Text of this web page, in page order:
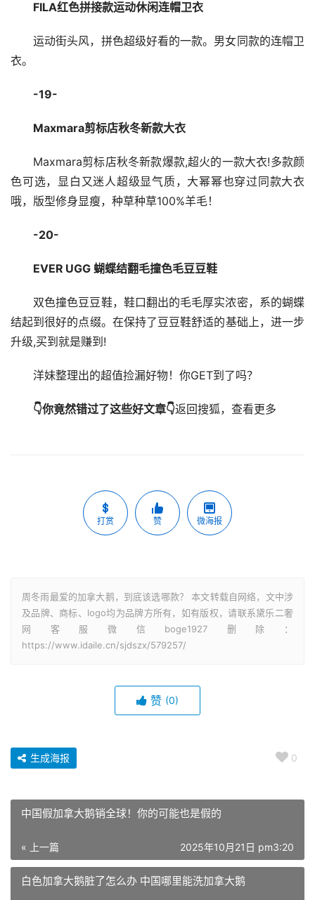
FILA红色拼接款运动休闲连帽卫衣
运动街头风，拼色超级好看的一款。男女同款的连帽卫
衣。
-19-
Maxmara剪标店秋冬新款大衣
Maxmara剪标店秋冬新款爆款,超火的一款大衣!多款颜
色可选，显白又迷人超级显气质，大幂幂也穿过同款大衣
哦，版型修身显瘦，种草种草100%羊毛！
-20-
EVER UGG 蝴蝶结翻毛撞色毛豆豆鞋
双色撞色豆豆鞋，鞋口翻出的毛毛厚实浓密，系的蝴蝶
结起到很好的点缀。在保持了豆豆鞋舒适的基础上，进一步
升级,买到就是赚到!
洋妹整理出的超值捡漏好物！你GET到了吗？
👇你竟然错过了这些好文章👇返回搜狐，查看更多
打赏 赞 微海报
周冬雨最爱的加拿大鹅，到底该选哪款？ 本文转载自网络，文中涉
及品牌、商标、logo均为品牌方所有，如有版权，请联系黛乐二奢
网客服微信boge1927删除：
https://www.idaile.cn/sjdszx/579257/
赞 (0)
0
生成海报
中国假加拿大鹅销全球！你的可能也是假的
« 上一篇 2025年10月21日 pm3:20
白色加拿大鹅脏了怎么办 中国哪里能洗加拿大鹅